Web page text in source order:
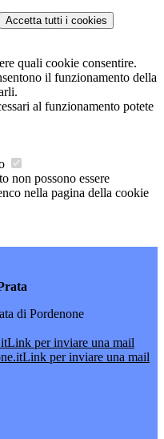
Accetta tutti i cookies
quali cookie consentire.
il funzionamento della
al funzionamento potete
non possono essere
nella pagina della cookie
di Pordenone
Link per inviare una mail
Link per inviare una mail